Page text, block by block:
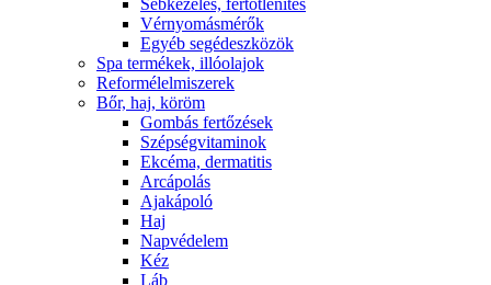
Sebkezelés, fertőtlenítés
Vérnyomásmérők
Egyéb segédeszközök
Spa termékek, illóolajok
Reformélelmiszerek
Bőr, haj, köröm
Gombás fertőzések
Szépségvitaminok
Ekcéma, dermatitis
Arcápolás
Ajakápoló
Haj
Napvédelem
Kéz
Láb